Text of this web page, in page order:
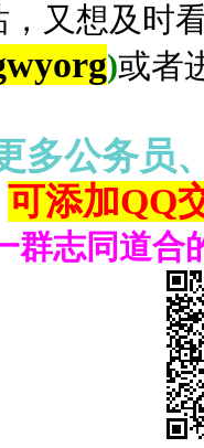
又想及时
)或者
多公务员
可添加QQ
群志同道合